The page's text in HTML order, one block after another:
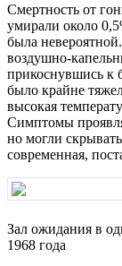
Смертность от
умирали около
была
воздушно-
прикоснувшись к
было крайне
высокая
Симптомы
но могли
современная,
Зал ожидания в
1968 года